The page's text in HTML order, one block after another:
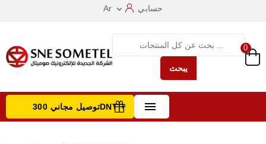
Ar  حسابي
يبحث
0
 توصيل مجاني 300DNT +